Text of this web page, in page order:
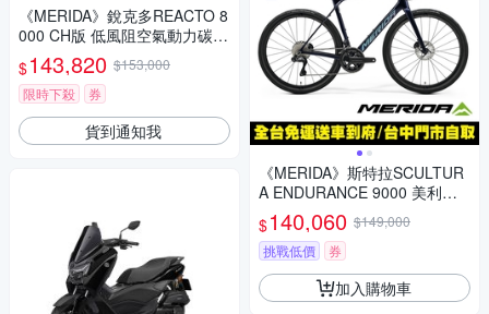
《MERIDA》銳克多REACTO 8
000 CH版 低風阻空氣動力碳纖
跑車 無附踏板/輕齒比50-34/碳
纖板輪/電變/第五代銳克多/公路
車/美利達2027
$143,820 $153,000
限時下殺
券
貨到通知我
《MERIDA》斯特拉SCULTUR
A ENDURANCE 9000 美利達
碳纖維全能型長程公路車 無附
踏板/Ulterga電變/跑車/環島
$140,060 $149,000
挑戰低價
券
加入購物車